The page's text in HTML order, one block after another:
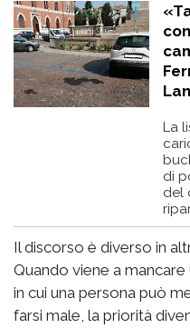
La
di
del
Il discorso è diverso in
Quando viene a
in cui una persona può
farsi male, la priorità